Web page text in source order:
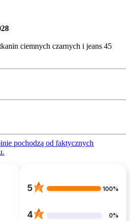
ciemnych czarnych i jeans 45
pochodzą od faktycznych
5 100%
4 0%